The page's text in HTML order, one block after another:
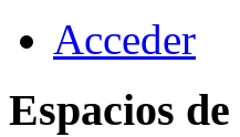
Acceder
Espacios